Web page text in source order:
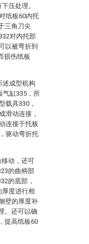
压处理。
纸板60内托
三角刀尖
对内托部
以被弯折到
损伤纸板
述成型机构
气缸335，所
载具330，
滑动连接，
连接于托板
驱动弯折托
动，还可
的曲柄部
的底部，
度进行相
壁的厚度补
。还可以确
提高纸板60